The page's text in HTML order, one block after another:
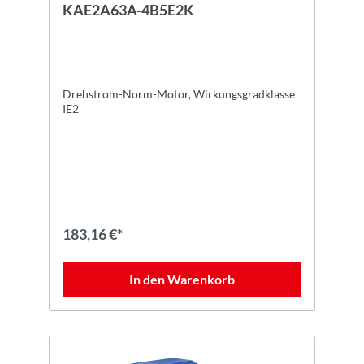
KAE2A63A-4B5E2K
Drehstrom-Norm-Motor, Wirkungsgradklasse
IE2
183,16 €*
In den Warenkorb